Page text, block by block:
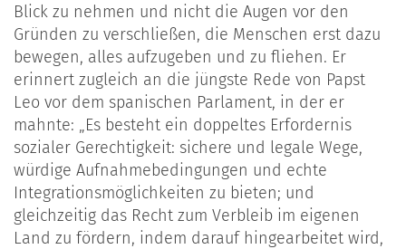
Blick zu nehmen und nicht die Augen vor den
Gründen zu verschließen, die Menschen erst dazu
bewegen, alles aufzugeben und zu fliehen. Er
erinnert zugleich an die jüngste Rede von Papst
Leo vor dem spanischen Parlament, in der er
mahnte: „Es besteht ein doppeltes Erfordernis
sozialer Gerechtigkeit: sichere und legale Wege,
würdige Aufnahmebedingungen und echte
Integrationsmöglichkeiten zu bieten; und
gleichzeitig das Recht zum Verbleib im eigenen
Land zu fördern, indem darauf hingearbeitet wird,